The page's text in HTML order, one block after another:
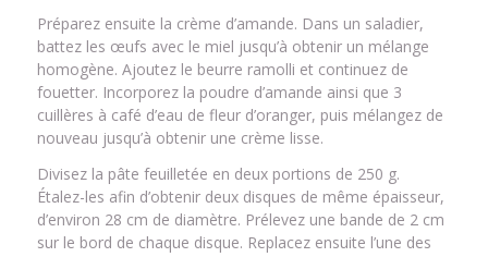
Préparez ensuite la crème d’amande. Dans un saladier,
battez les œufs avec le miel jusqu’à obtenir un mélange
homogène. Ajoutez le beurre ramolli et continuez de
fouetter. Incorporez la poudre d’amande ainsi que 3
cuillères à café d’eau de fleur d’oranger, puis mélangez de
nouveau jusqu’à obtenir une crème lisse.
Divisez la pâte feuilletée en deux portions de 250 g.
Étalez-les afin d’obtenir deux disques de même épaisseur,
d’environ 28 cm de diamètre. Prélevez une bande de 2 cm
sur le bord de chaque disque. Replacez ensuite l’une des